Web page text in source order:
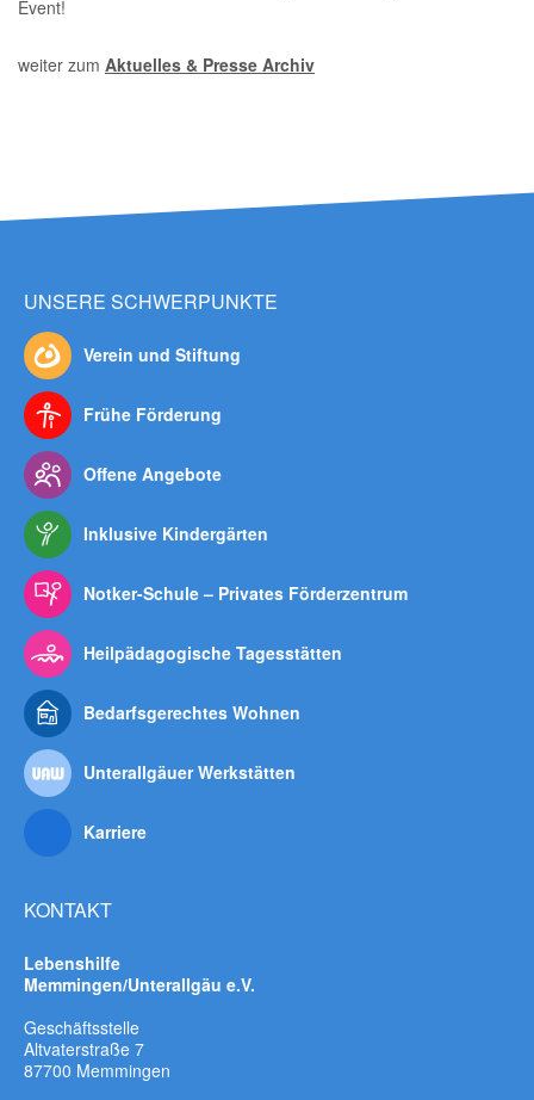
Frühe Förderung
Offene Angebote
Inklusive Kindergärten
Notker-Schule – Privates Förderzentrum
Heilpädagogische Tagesstätten
Bedarfsgerechtes Wohnen
Unterallgäuer Werkstätten
Karriere
KONTAKT
Lebenshilfe
Memmingen/Unterallgäu e.V.
Geschäftsstelle
Telefon:
08331 / 990 330
Telefax:
E-Mail: